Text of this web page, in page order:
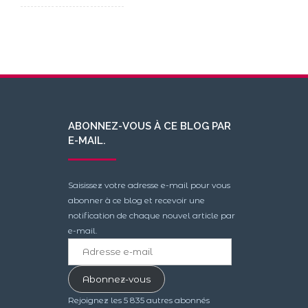
ABONNEZ-VOUS À CE BLOG PAR
E-MAIL.
Saisissez votre adresse e-mail pour vous
abonner à ce blog et recevoir une
notification de chaque nouvel article par
e-mail.
mailAbonnez-vous
Rejoignez les 5 835 autres abonnés